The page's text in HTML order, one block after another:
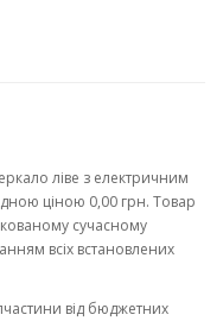
ліве з електричним
ціною 0,00 грн. Товар
сучасному
всіх встановлених
від бюджетних